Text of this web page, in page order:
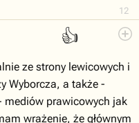
12
👍
ze strony lewicowych i
Wyborcza, a także -
mediów prawicowych jak
wrażenie, że głównym